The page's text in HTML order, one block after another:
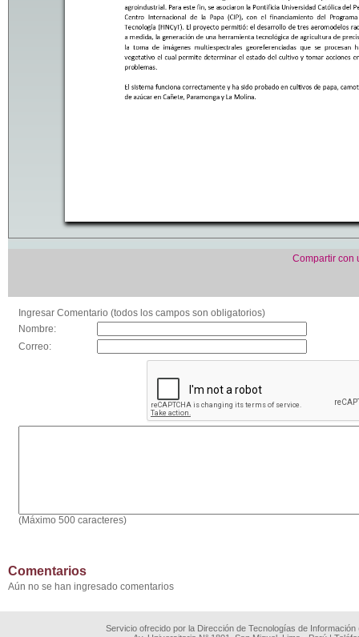
Compartir con
Ingresar Comentario (todos los campos son obligatorios)
Nombre:
Correo:
(Máximo 500 caracteres)
Comentarios
Aún no se han ingresado comentarios
Servicio ofrecido por la Dirección de Tecnologías de